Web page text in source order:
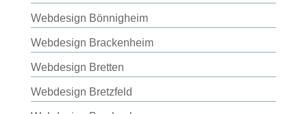
Webdesign Bönnigheim
Webdesign Brackenheim
Webdesign Bretten
Webdesign Bretzfeld